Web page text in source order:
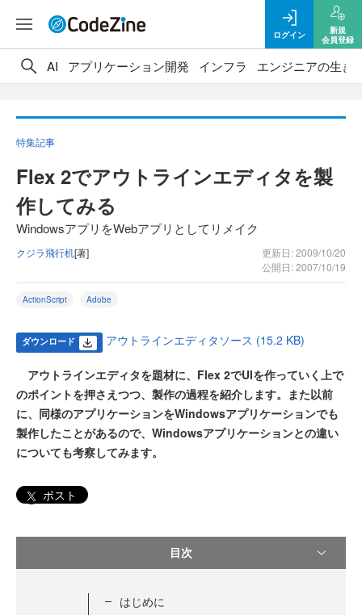
ログイン
新規
会員登録
AI アプリケーション開発 インフラ エンジニアの生き
特集記事
Flex 2でアウトラインエディタを製
作してみる
WindowsアプリをWebアプリとしてリメイク
クジラ飛行机[著]
更新日: 2009/10/20
公開日: 2007/10/19
ActionScript Adobe
ダウンロード アウトラインエディタソース (15.2 KB)
アウトラインエディタを題材に、Flex 2でUIを作っていく上で
のポイントを押さえつつ、製作の過程を紹介します。また以前
に、同様のアプリケーションをWindowsアプリケーションでも
製作したことがあるので、Windowsアプリケーションとの違い
についても考察してみます。
ポスト
目次
はじめに